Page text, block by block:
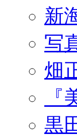
新
写
畑
黒